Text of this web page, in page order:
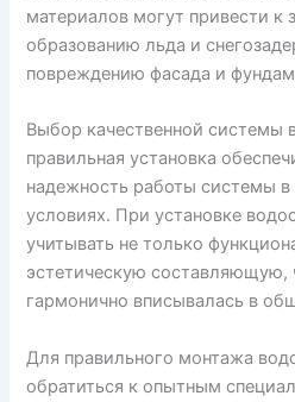
материалов могут привести к
образованию льда и
повреждению фасада и
Выбор качественной системы
правильная установка
надежность работы системы
условиях. При установке
учитывать не только
эстетическую составляющую,
гармонично вписывалась в
Для правильного монтажа
обратиться к опытным